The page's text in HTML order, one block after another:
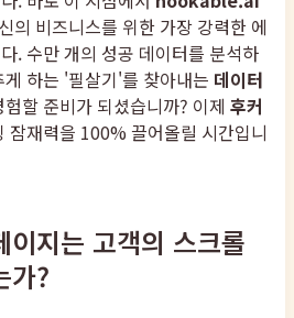
의 비즈니스를 위한 가장 강력한 에
. 수만 개의 성공 데이터를 분석하
하는 '필살기'를 찾아내는 데이터
할 준비가 되셨습니까? 이제 후커
잠재력을 100% 끌어올릴 시간입니
이지는 고객의 스크롤
가?